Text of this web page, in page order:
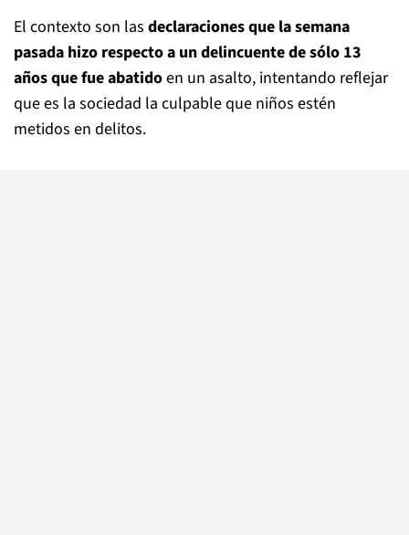
El contexto son las declaraciones que la semana
pasada hizo respecto a un delincuente de sólo 13
años que fue abatidoen un asalto, intentando reflejar
que es la sociedad la culpable que niños estén
metidos en delitos.